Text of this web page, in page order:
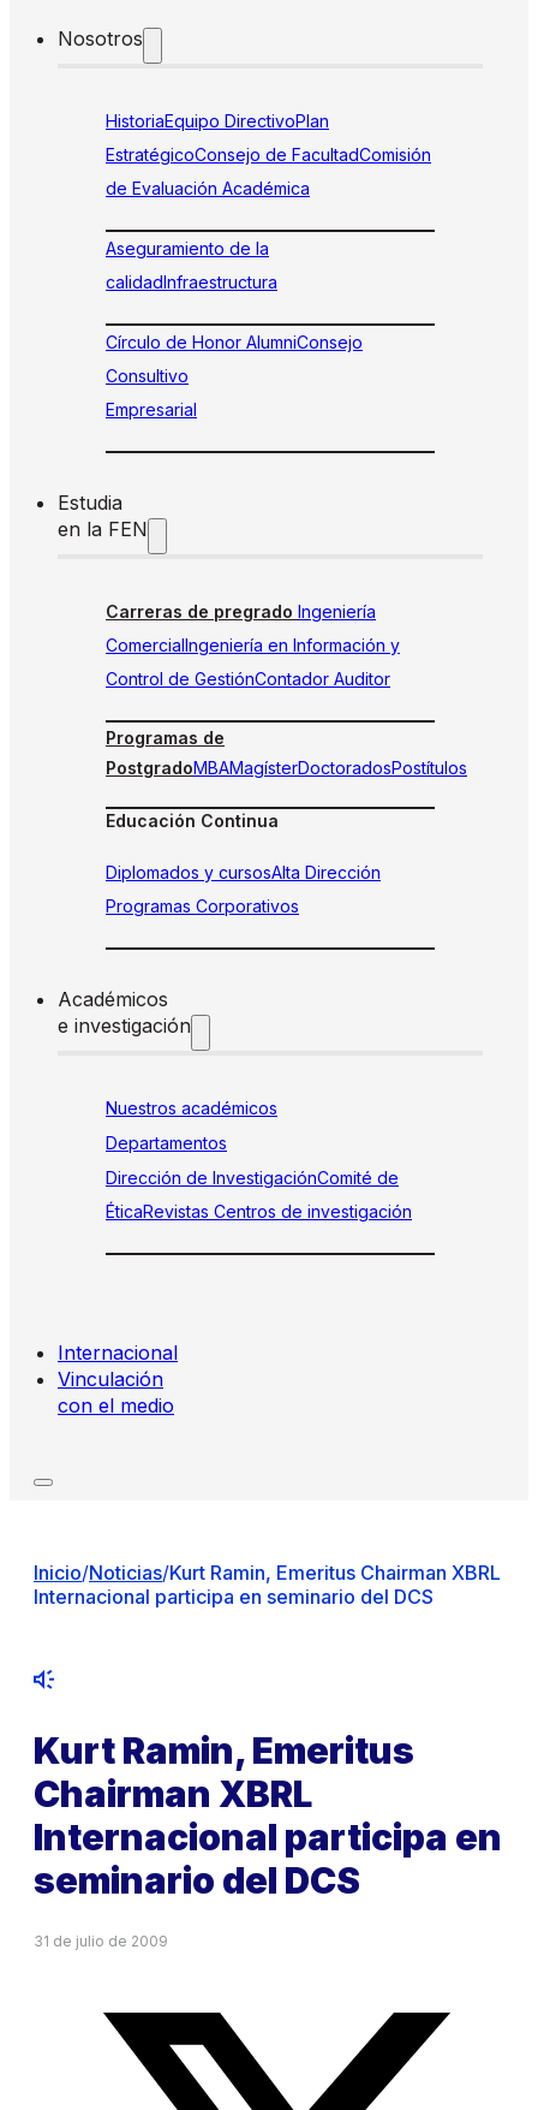
Nosotros
HistoriaEquipo DirectivoPlan
EstratégicoConsejo de FacultadComisión
de Evaluación Académica
Aseguramiento de la
calidadInfraestructura
Círculo de Honor AlumniConsejo
Consultivo
Empresarial
Estudia
en la FEN
Carreras de pregrado Ingeniería
ComercialIngeniería en Información y
Control de GestiónContador Auditor
Programas de
PostgradoMBAMagísterDoctoradosPostítulos
Educación Continua
Diplomados y cursosAlta Dirección
Programas Corporativos
Académicos
e investigación
Nuestros académicos
Departamentos
Dirección de InvestigaciónComité de
ÉticaRevistas Centros de investigación
Internacional
Vinculación
con el medio
Inicio/Noticias/Kurt Ramin, Emeritus Chairman XBRL
Internacional participa en seminario del DCS
Kurt Ramin, Emeritus
Chairman XBRL
Internacional participa en
seminario del DCS
31 de julio de 2009